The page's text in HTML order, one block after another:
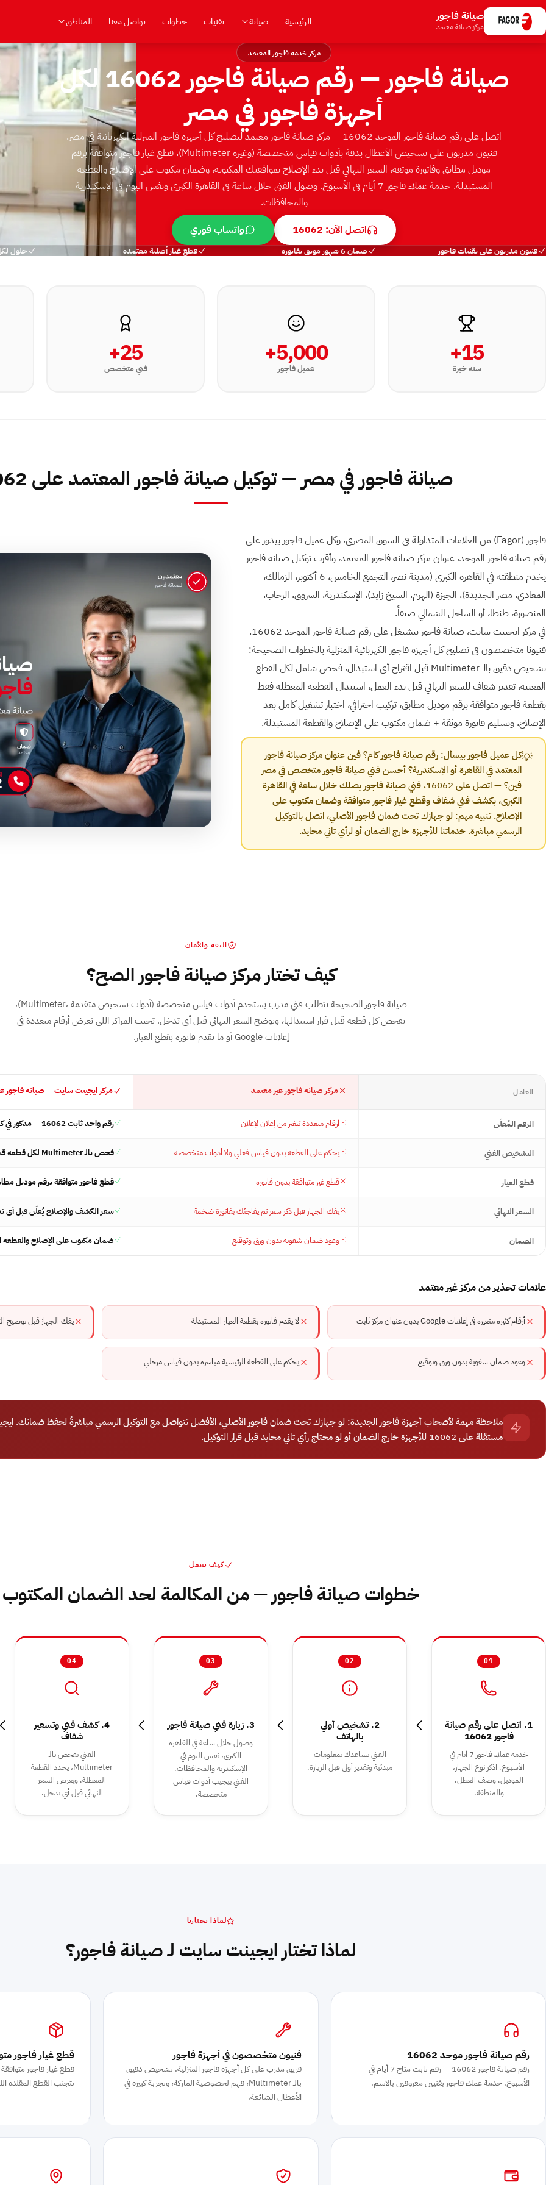
صيانة فاجور
مركز صيانة معتمد الرئيسية صيانة تقنيات خطوات تواصل معنا المناطق
مركز خدمة فاجور المعتمد
صيانة فاجور — رقم صيانة فاجور 16062 لكل
أجهزة فاجور في مصر
اتصل على رقم صيانة فاجور الموحد 16062 — مركز صيانة فاجور معتمد لتصليح كل أجهزة فاجور المنزلية الكهربائية في مصر.
فنيون مدربون على تشخيص الأعطال بدقة بأدوات قياس متخصصة ⁨(Multimeter وغيره)⁩، قطع غيار فاجور متوافقة برقم
موديل مطابق وفاتورة موثقة، السعر النهائي قبل بدء الإصلاح بموافقتك المكتوبة، وضمان مكتوب على الإصلاح والقطعة
المستبدلة. خدمة عملاء فاجور 7 أيام في الأسبوع. وصول الفني خلال ساعة في القاهرة الكبرى ونفس اليوم في الإسكندرية
والمحافظات.
اتصل الآن: 16062
واتساب فوري
فنيون مدربون على تقنيات فاجور ضمان 6 شهور موثق بفاتورة قطع غيار أصلية معتمدة حلول
15+
سنة خبرة
5,000+
عميل فاجور
25+
فني متخصص
صيانة فاجور في مصر — توكيل صيانة فاجور المعتمد على 16062
فاجور ⁨(Fagor)⁩ من العلامات المتداولة في السوق المصري، وكل عميل فاجور بيدور على
رقم صيانة فاجور الموحد، عنوان مركز صيانة فاجور المعتمد، وأقرب توكيل صيانة فاجور
يخدم منطقته في القاهرة الكبرى (مدينة نصر، التجمع الخامس، 6 أكتوبر، الزمالك،
المعادي، مصر الجديدة)، الجيزة (الهرم، الشيخ زايد)، الإسكندرية، الشروق، الرحاب،
المنصورة، طنطا، أو الساحل الشمالي صيفاً.
في مركز ايجينت سايت، صيانة فاجور بتشتغل على رقم صيانة فاجور الموحد 16062.
فنيونا متخصصون في تصليح كل أجهزة فاجور الكهربائية المنزلية بالخطوات الصحيحة:
تشخيص دقيق بالـ Multimeter قبل اقتراح أي استبدال، فحص شامل لكل القطع
المعنية، تقدير شفاف للسعر النهائي قبل بدء العمل، استبدال القطعة المعطلة فقط
بقطعة فاجور متوافقة برقم موديل مطابق، تركيب احترافي، اختبار تشغيل كامل بعد
الإصلاح، وتسليم فاتورة موثقة + ضمان مكتوب على الإصلاح والقطعة المستبدلة.
💡كل عميل فاجور بيسأل: رقم صيانة فاجور كام؟ فين عنوان مركز صيانة فاجور
المعتمد في القاهرة أو الإسكندرية؟ أحسن فني صيانة فاجور متخصص في مصر
فين؟ — اتصل على 16062، فني صيانة فاجور يصلك خلال ساعة في القاهرة
الكبرى، بكشف فني شفاف وقطع غيار فاجور متوافقة وضمان مكتوب على
الإصلاح. تنبيه مهم: لو جهازك تحت ضمان فاجور الأصلي، اتصل بالتوكيل
الرسمي مباشرة. خدماتنا للأجهزة خارج الضمان أو لرأي تاني محايد.
الثقة والأمان
كيف تختار مركز صيانة فاجور الصح؟
صيانة فاجور الصحيحة تتطلب فني مدرب يستخدم أدوات قياس متخصصة ⁨(Multimeter، أدوات تشخيص متقدمة)⁩،
يفحص كل قطعة قبل قرار استبدالها، ويوضح السعر النهائي قبل أي تدخل. تجنب المراكز اللي تعرض أرقام متعددة في
إعلانات Google أو ما تقدم فاتورة بقطع الغيار.
العامل مركز صيانة فاجور غير معتمد مركز ايجينت سايت — صيانة فاجور على
الرقم المُعلَن أرقام متعددة تتغير من إعلان لإعلان رقم واحد ثابت 16062 — مذكور في كل صفحة وفاتورة
التشخيص الفني يحكم على القطعة بدون قياس فعلي ولا أدوات متخصصة فحص بالـ Multimeter لكل قطعة قبل اقتراح الاستبدال
قطع الغيار قطع غير متوافقة بدون فاتورة قطع فاجور متوافقة برقم موديل
السعر النهائي يفك الجهاز قبل ذكر سعر ثم يفاجئك بفاتورة ضخمة سعر الكشف والإصلاح يُعلَن قبل أي
الضمان وعود ضمان شفوية بدون ورق وتوقيع ضمان مكتوب على الإصلاح والقطعة
علامات تحذير من مركز غير معتمد
أرقام كثيرة متغيرة في إعلانات Google بدون عنوان مركز ثابت لا يقدم فاتورة بقطعة الغيار المستبدلة يفك الجهاز قبل توضيح
وعود ضمان شفوية بدون ورق وتوقيع يحكم على القطعة الرئيسية مباشرة بدون قياس مرحلي
ملاحظة مهمة لأصحاب أجهزة فاجور الجديدة: لو جهازك تحت ضمان فاجور الأصلي، الأفضل تتواصل مع التوكيل الرسمي مباشرةً لحفظ ضمانك.
مستقلة على 16062 للأجهزة خارج الضمان أو لو محتاج رأي تاني محايد قبل قرار التوكيل.
كيف نعمل
خطوات صيانة فاجور — من المكالمة لحد الضمان المكتوب
01
1. اتصل على رقم صيانة
فاجور 16062
خدمة عملاء فاجور 7 أيام في
الأسبوع. اذكر نوع الجهاز،
الموديل، وصف العطل،
والمنطقة.
02
2. تشخيص أولي
بالهاتف
الفني يساعدك بمعلومات
مبدئية وتقدير أولي قبل الزيارة.
03
3. زيارة فني صيانة فاجور
وصول خلال ساعة في القاهرة
الكبرى، نفس اليوم في
الإسكندرية والمحافظات.
الفني بيجيب أدوات قياس
متخصصة.
04
4. كشف فني وتسعير
شفاف
الفني يفحص بالـ
Multimeter، يحدد القطعة
المعطلة، ويعرض السعر
النهائي قبل أي تدخل.
لماذا تختارنا
لماذا تختار ايجينت سايت لـ صيانة فاجور؟
رقم صيانة فاجور موحد 16062
رقم صيانة فاجور 16062 — رقم ثابت متاح 7 أيام في
الأسبوع. خدمة عملاء فاجور بفنيين معروفين بالاسم.
فنيون متخصصون في أجهزة فاجور
فريق مدرب على كل أجهزة فاجور المنزلية. تشخيص دقيق
بالـ Multimeter، فهم لخصوصية الماركة، وتجربة كبيرة في
الأعطال الشائعة.
قطع غيار فاجور
قطع غيار فاجور
نتجنب القطع المقلدة